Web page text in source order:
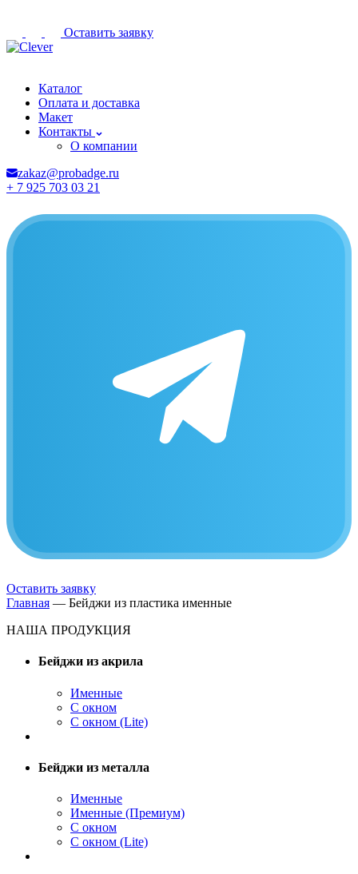
Оставить заявку
Каталог
Оплата и доставка
Макет
Контакты
О компании
zakaz@probadge.ru
+ 7 925 703 03 21
Оставить заявку
Главная — Бейджи из пластика именные
НАША ПРОДУКЦИЯ
Бейджи из акрила
Именные
С окном
С окном (Lite)
Бейджи из металла
Именные
Именные (Премиум)
С окном
С окном (Lite)